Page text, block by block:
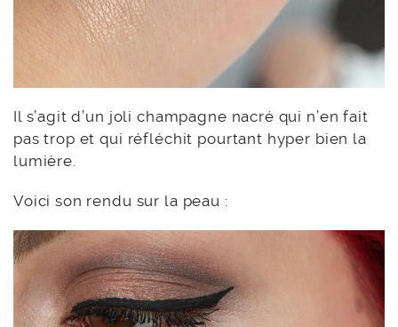
Il s’agit d’un joli champagne nacré qui n’en fait
pas trop et qui réfléchit pourtant hyper bien la
lumière.
Voici son rendu sur la peau :